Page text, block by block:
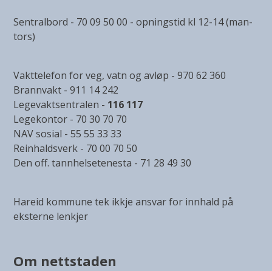
Sentralbord - 70 09 50 00 - opningstid kl 12-14 (man-
tors)
Vakttelefon for veg, vatn og avløp - 970 62 360
Brannvakt - 911 14 242
Legevaktsentralen - 116 117
Legekontor - 70 30 70 70
NAV sosial - 55 55 33 33
Reinhaldsverk - 70 00 70 50
Den off. tannhelsetenesta - 71 28 49 30
Hareid kommune tek ikkje ansvar for innhald på
eksterne lenkjer
Om nettstaden